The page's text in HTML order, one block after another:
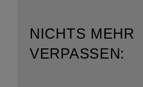
NICHTS MEHR
VERPASSEN: